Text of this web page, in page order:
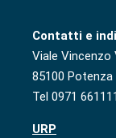
Contatti e
Viale Vincenzo
85100 Potenza
Tel 0971
URP